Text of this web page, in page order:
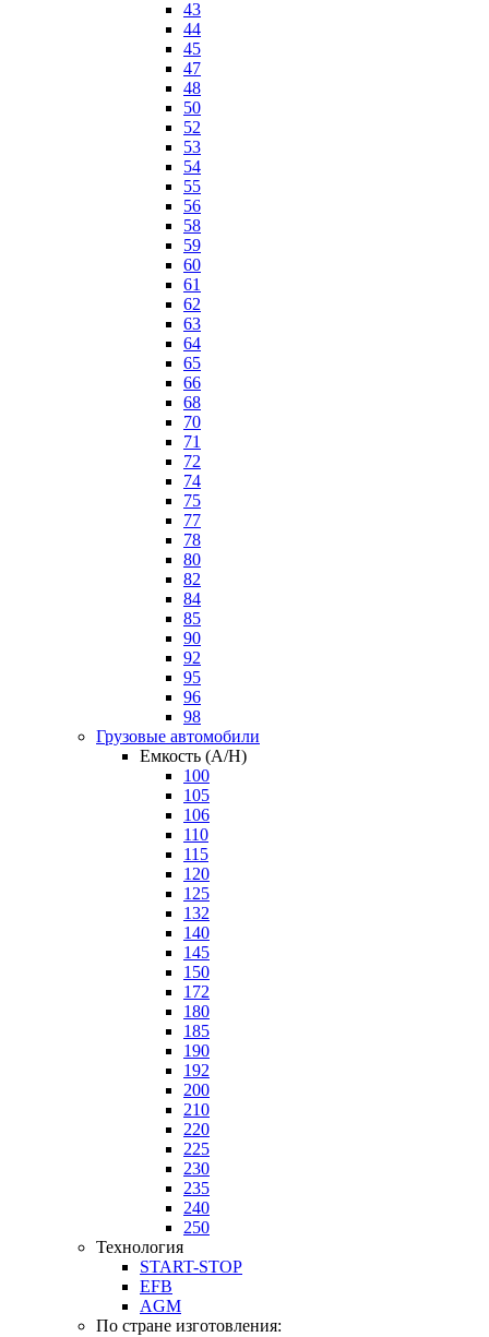
43
44
45
47
48
50
52
53
54
55
56
58
59
60
61
62
63
64
65
66
68
70
71
72
74
75
77
78
80
82
84
85
90
92
95
96
98
Грузовые автомобили
Емкость (A/H)
100
105
106
110
115
120
125
132
140
145
150
172
180
185
190
192
200
210
220
225
230
235
240
250
Технология
START-STOP
EFB
AGM
По стране изготовления: